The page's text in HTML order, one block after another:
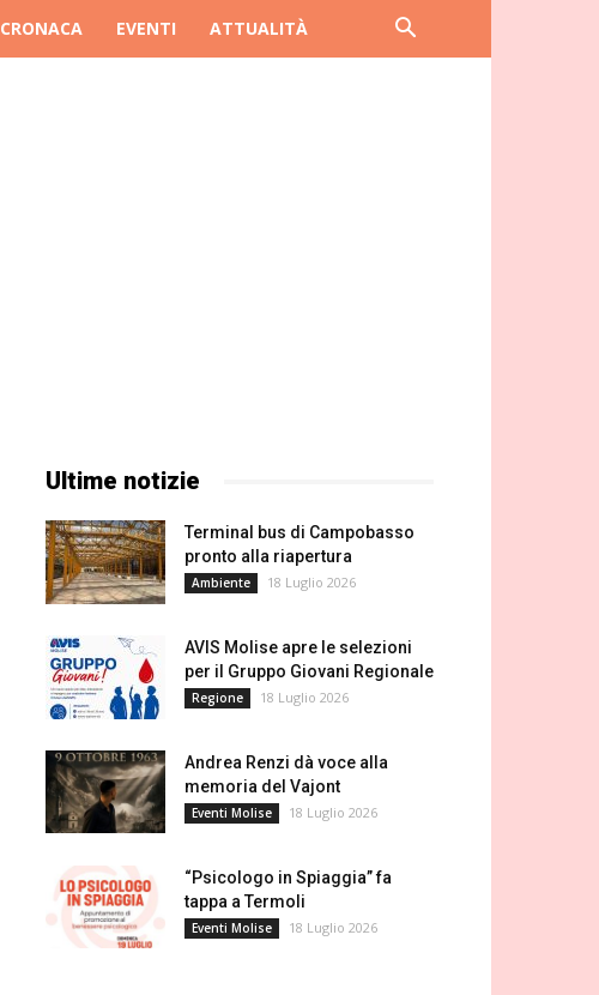
CRONACA EVENTI ATTUALITÀ
Ultime notizie
Terminal bus di Campobasso
pronto alla riapertura
Ambiente 18 Luglio 2026
AVIS Molise apre le selezioni
per il Gruppo Giovani Regionale
Regione 18 Luglio 2026
Andrea Renzi dà voce alla
memoria del Vajont
Eventi Molise 18 Luglio 2026
“Psicologo in Spiaggia” fa
tappa a Termoli
Eventi Molise 18 Luglio 2026